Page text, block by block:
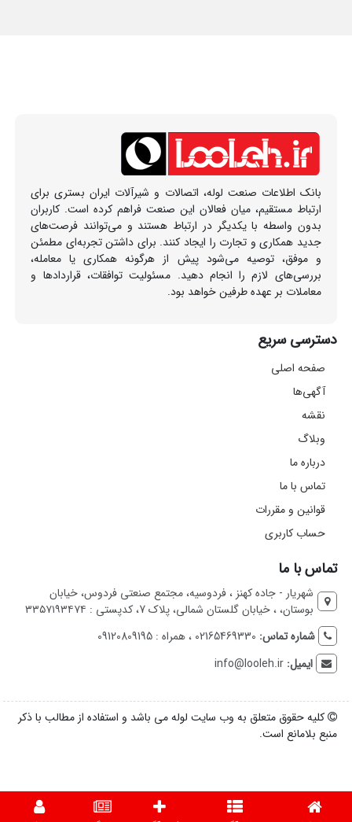
بانک اطلاعات صنعت لوله، اتصالات و شیرآلات ایران بستری برای
ارتباط مستقیم، میان فعالان این صنعت فراهم کرده است. کاربران
بدون واسطه با یکدیگر در ارتباط هستند و می‌توانند فرصت‌های
جدید همکاری و تجارت را ایجاد کنند. برای داشتن تجربه‌ای مطمئن
و موفق، توصیه می‌شود پیش از هرگونه همکاری یا معامله،
بررسی‌های لازم را انجام دهید. مسئولیت توافقات، قراردادها و
معاملات بر عهده طرفین خواهد بود.
دسترسی سریع
صفحه اصلی
آگهی‌ها
نقشه
وبلاگ
درباره ما
تماس با ما
قوانین و مقررات
حساب کاربری
تماس با ما
شهریار - جاده کهنز ، فردوسیه، مجتمع صنعتی فردوس، خیابان
بوستان، ، خیابان گلستان شمالی، پلاک 7، کدپستی : ۳۳۵۷۱۹۳۴۷۴
شماره تماس: 02165469330 ، همراه : 09120809195
ایمیل:info@looleh.ir
کلیه حقوق متعلق به وب سایت لوله می باشد و استفاده از مطالب با ذکر
منبع بلامانع است.